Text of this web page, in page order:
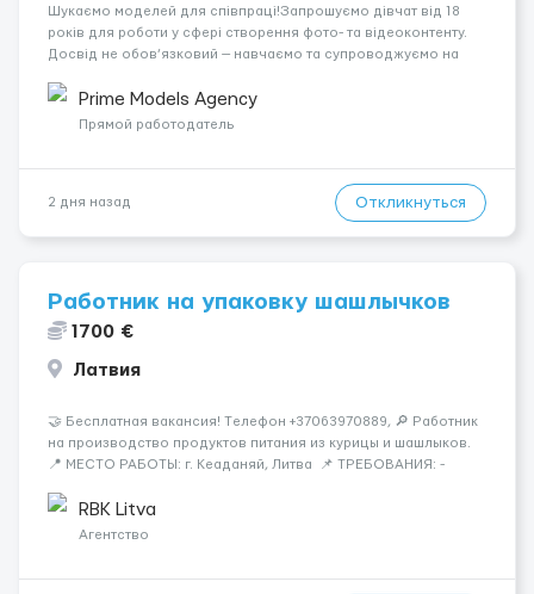
Шукаємо моделей для співпраці!Запрошуємо дівчат від 18
років для роботи у сфері створення фото- та відеоконтенту.
Досвід не обов’язковий — навчаємо та супроводжуємо на
конфіденційність і професійну підтримку. Працюємо офіційно,
поважаємо особ...
Prime Models Agency
Прямой работодатель
2 дня назад Откликнуться
Работник на упаковку шашлычков
1700 €
Латвия
🤝 Бесплатная вакансия! Tелефон +37063970889, 🔎 Работник
на производство продуктов питания из курицы и шашлыков.
📍 МЕСТО РАБОТЫ: г. Кеаданяй, Литва 📌 ТРЕБОВАНИЯ: -
нужен 📆 ГРАФИК РАБОТЫ: - ПН по ВС, выходные плавающие
RBK Litva
Агентство